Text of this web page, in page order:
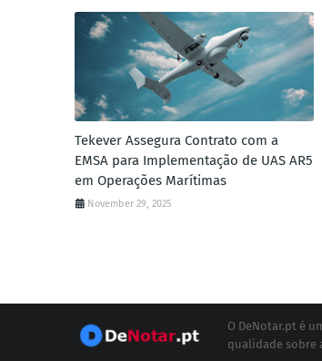
Tekever Assegura Contrato com a
EMSA para Implementação de UAS AR5
em Operações Marítimas
November 29, 2025
O DeNotar.pt é
qualidade sobre